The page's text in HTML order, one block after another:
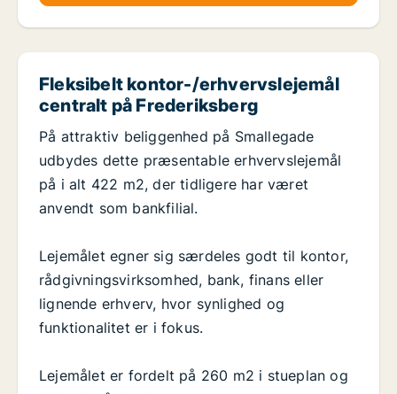
Fleksibelt kontor-/erhvervslejemål
centralt på Frederiksberg
På attraktiv beliggenhed på Smallegade
udbydes dette præsentable erhvervslejemål
på i alt 422 m2, der tidligere har været
anvendt som bankfilial.
Lejemålet egner sig særdeles godt til kontor,
rådgivningsvirksomhed, bank, finans eller
lignende erhverv, hvor synlighed og
funktionalitet er i fokus.
Lejemålet er fordelt på 260 m2 i stueplan og